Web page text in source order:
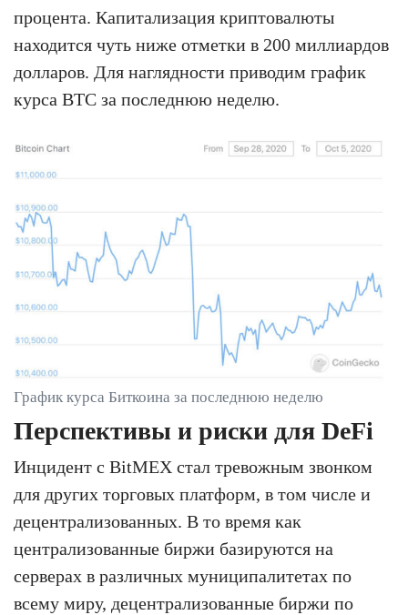
процента. Капитализация криптовалюты
находится чуть ниже отметки в 200 миллиардов
долларов. Для наглядности приводим график
курса BTC за последнюю неделю.
График курса Биткоина за последнюю неделю
Перспективы и риски для DeFi
Инцидент с BitMEX стал тревожным звонком
для других торговых платформ, в том числе и
децентрализованных. В то время как
централизованные биржи базируются на
серверах в различных муниципалитетах по
всему миру, децентрализованные биржи по